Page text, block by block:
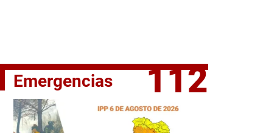
del Ejecutivo castellanomanchego, Emiliano García-
Emergencias 112